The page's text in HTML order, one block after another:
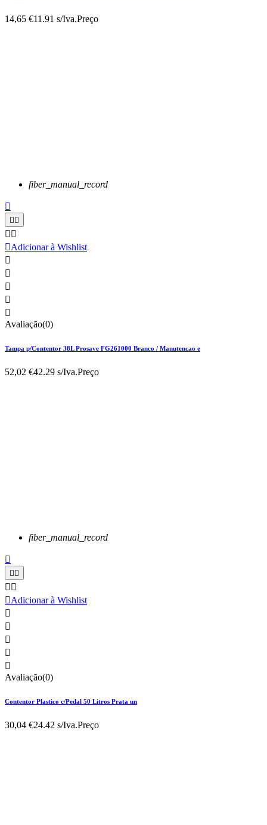
14,65 €11.91 s/Iva.Preço
fiber_manual_record

 
 
Adicionar à Wishlist





Avaliação(0)
Tampa p/Contentor 38L Prosave FG261000 Branco / Manutencao e
52,02 €42.29 s/Iva.Preço
fiber_manual_record

 
 
Adicionar à Wishlist





Avaliação(0)
Contentor Plastico c/Pedal 50 Litros Prata un
30,04 €24.42 s/Iva.Preço